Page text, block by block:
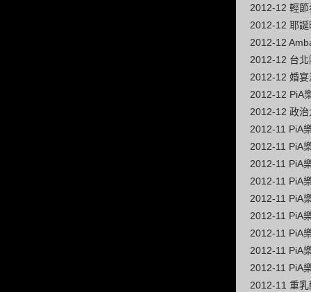
2012-12 輕節
2012-12 耶
2012-12
2012-12 台
2012-12 婚
2012-12 PiA
2012-12 政
2012-11 PiA
2012-11 PiA
2012-11 PiA
2012-11 PiA
2012-11 PiA
2012-11 PiA
2012-11 PiA
2012-11 PiA
2012-11 PiA
2012-11 重乳